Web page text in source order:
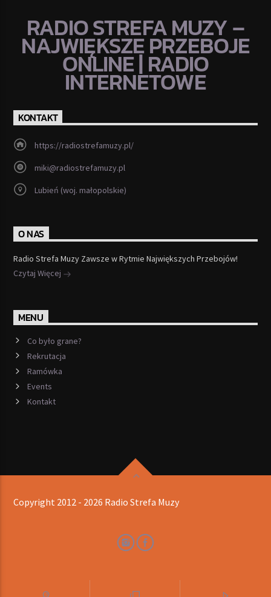
RADIO STREFA MUZY –
NAJWIĘKSZE PRZEBOJE
ONLINE | RADIO
INTERNETOWE
KONTAKT
https://radiostrefamuzy.pl/
miki@radiostrefamuzy.pl
Lubień (woj. małopolskie)
O NAS
Radio Strefa Muzy Zawsze w Rytmie Największych Przebojów!
Czytaj Więcej
MENU
Co było grane?
Rekrutacja
Ramówka
Events
Kontakt
Copyright 2012 - 2026 Radio Strefa Muzy